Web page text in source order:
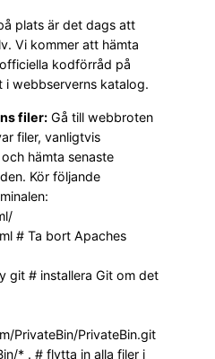
plats är det dags att
Vi kommer att hämta
kodförråd på
i webbserverns katalog.
filer: Gå till webbroten
filer, vanligtvis
hämta senaste
Kör följande
# Ta bort Apaches
git # installera Git om det
PrivateBin/PrivateBin.git
* . # flytta in alla filer i